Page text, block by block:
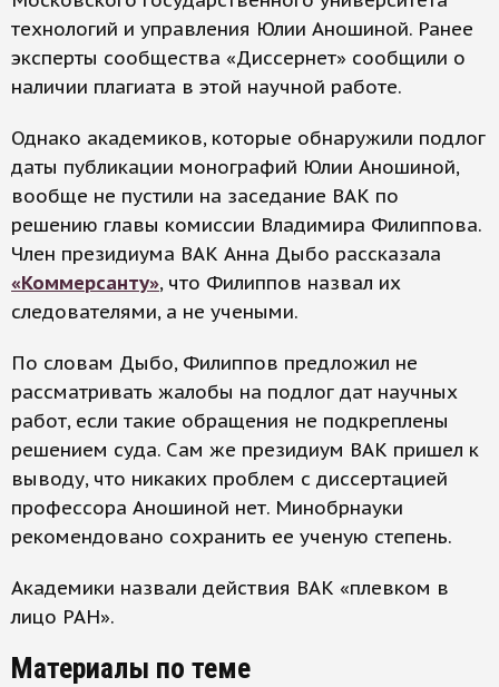
технологий и управления Юлии Аношиной. Ранее
эксперты сообщества «Диссернет» сообщили о
наличии плагиата в этой научной работе.
Однако академиков, которые обнаружили подлог
даты публикации монографий Юлии Аношиной,
вообще не пустили на заседание ВАК по
решению главы комиссии Владимира Филиппова.
Член президиума ВАК Анна Дыбо рассказала
«Коммерсанту», что Филиппов назвал их
следователями, а не учеными.
По словам Дыбо, Филиппов предложил не
рассматривать жалобы на подлог дат научных
работ, если такие обращения не подкреплены
решением суда. Сам же президиум ВАК пришел к
выводу, что никаких проблем с диссертацией
профессора Аношиной нет. Минобрнауки
рекомендовано сохранить ее ученую степень.
Академики назвали действия ВАК «плевком в
лицо РАН».
Материалы по теме